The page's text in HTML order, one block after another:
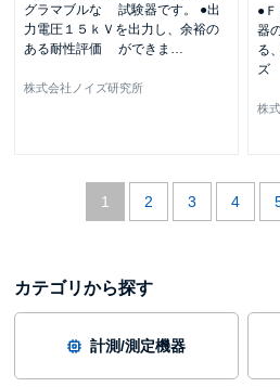
グラマブルな 試験器です。 ●出
力電圧１５ｋＶを出力し、余裕の
ある耐性評価 ができま …
株式会社ノイズ研究所
●
器
る
ズ
株
1 2 3 4
カテゴリから探す
計測/測定機器